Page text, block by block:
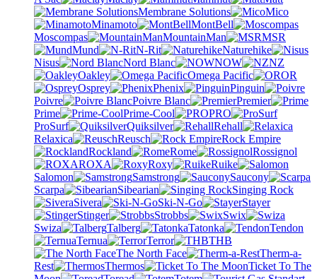
Membrane Solutions
Mico
Minamoto
MontBell
Moscompas
MountainMan
MSR
Mund
N-Rit
Naturehike
Nisus
Nord Blanc NOW
NZ
Oakley
Omega Pacific
OR
Osprey
Phenix
Pinguin
Poivre
Poivre Blanc
Premier
Prime
Prime-Cool
PRO
ProSurf
Quiksilver
Rehall
Relaxica
Reusch
Rock Empire
Rockland
Rome
Rossignol
ROXA
Roxy
Ruike
Salomon
Samstrong
Saucony
Scarpa
Sibearian
Singing Rock
Sivera
Ski-N-Go
Stayer
Stinger
Strobbs
Swix
Swiza
Talberg Tatonka
Tendon
Ternua
Terror
THB
The North Face
Therm-a-
Rest
Thermos
Ticket To The